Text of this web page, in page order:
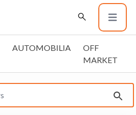
AUTOMOBILIA
OFF
MARKET